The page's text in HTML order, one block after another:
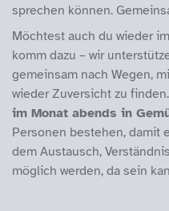
sprechen können.
Möchtest auch du wieder
komm dazu – wir
gemeinsam nach Wegen,
wieder Zuversicht zu
im Monat abends in
Personen bestehen, damit
dem Austausch,
möglich werden, da sein